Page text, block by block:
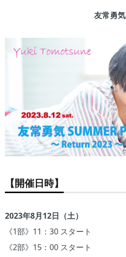
友常勇気
【開催日時】
2023年8月12日（土）
《1部》11：30 スタート
《2部》15：00 スタート